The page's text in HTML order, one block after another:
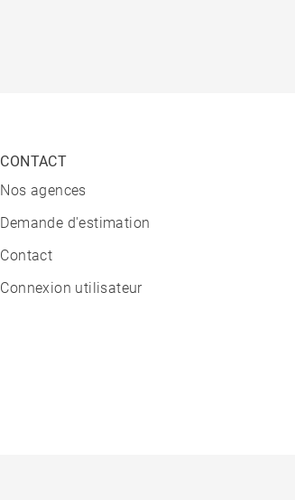
CONTACT
Nos agences
Demande d'estimation
Contact
Connexion utilisateur